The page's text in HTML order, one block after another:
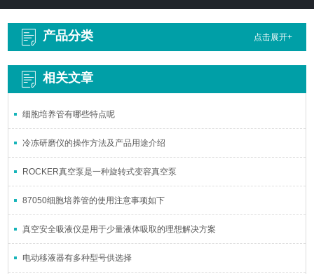
产品分类 点击展开+
相关文章
细胞培养管有哪些特点呢
冷冻研磨仪的操作方法及产品用途介绍
ROCKER真空泵是一种旋转式变容真空泵
87050细胞培养管的使用注意事项如下
真空安全吸液仪是用于少量液体吸取的理想解决方案
电动移液器有多种型号供选择